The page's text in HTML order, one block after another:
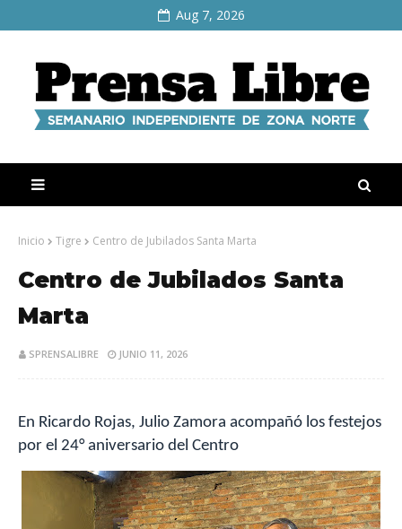
Aug 7, 2026
Inicio Tigre Centro de Jubilados Santa Marta
Centro de Jubilados Santa
Marta
SPRENSALIBRE JUNIO 11, 2026
En Ricardo Rojas, Julio Zamora acompañó los festejos
por el 24° aniversario del Centro